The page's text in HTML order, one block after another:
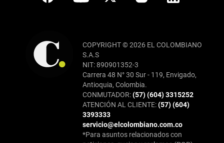
COPYRIGHT © 2026 EL COLOMBIANO
S.A.S
NIT: 890901352-3
Carrera 48 N° 30 Sur - 119, Envigado,
Antioquia, Colombia.
CONMUTADOR:(57) (604) 3315252
ATENCIÓN AL CLIENTE:(57) (604)
3393333
servicio@elcolombiano.com.co
*Para asuntos relacionados con